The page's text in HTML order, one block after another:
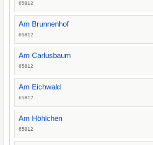
65812
Am Brunnenhof
65812
Am Carlusbaum
65812
Am Eichwald
65812
Am Höhlchen
65812